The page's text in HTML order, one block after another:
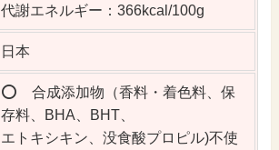
代謝エネルギー：366kcal/100g
日本
⭕️ 合成添加物（香料・着色料、保
存料、BHA、BHT、
エトキシキン、没食酸プロピル)不使